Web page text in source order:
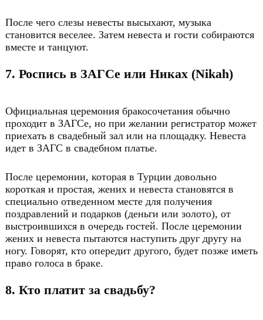
После чего слезы невесты высыхают, музыка
становится веселее. Затем невеста и гости собираются
вместе и танцуют.
7. Роспись в ЗАГСе или Никах (Nikah)
Официальная церемония бракосочетания обычно
проходит в ЗАГСе, но при желании регистратор может
приехать в свадебный зал или на площадку. Невеста
идет в ЗАГС в свадебном платье.
После церемонии, которая в Турции довольно
короткая и простая, жених и невеста становятся в
специально отведенном месте для получения
поздравлений и подарков (деньги или золото), от
выстроившихся в очередь гостей. После церемонии
жених и невеста пытаются наступить друг другу на
ногу. Говорят, кто опередит другого, будет позже иметь
право голоса в браке.
8. Кто платит за свадьбу?